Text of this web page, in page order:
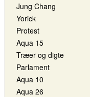
Jung Chang
Yorick
Protest
Aqua 15
Træer og digte
Parlament
Aqua 10
Aqua 26